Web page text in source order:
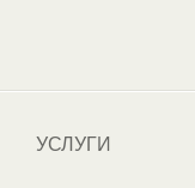
УСЛУГИ